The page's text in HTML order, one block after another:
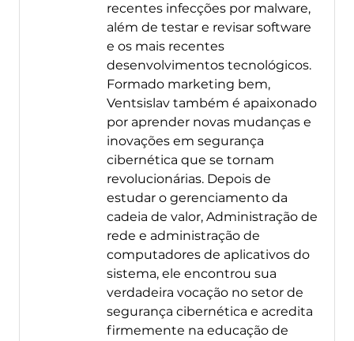
recentes infecções por malware,
além de testar e revisar software
e os mais recentes
desenvolvimentos tecnológicos.
Formado marketing bem,
Ventsislav também é apaixonado
por aprender novas mudanças e
inovações em segurança
cibernética que se tornam
revolucionárias. Depois de
estudar o gerenciamento da
cadeia de valor, Administração de
rede e administração de
computadores de aplicativos do
sistema, ele encontrou sua
verdadeira vocação no setor de
segurança cibernética e acredita
firmemente na educação de